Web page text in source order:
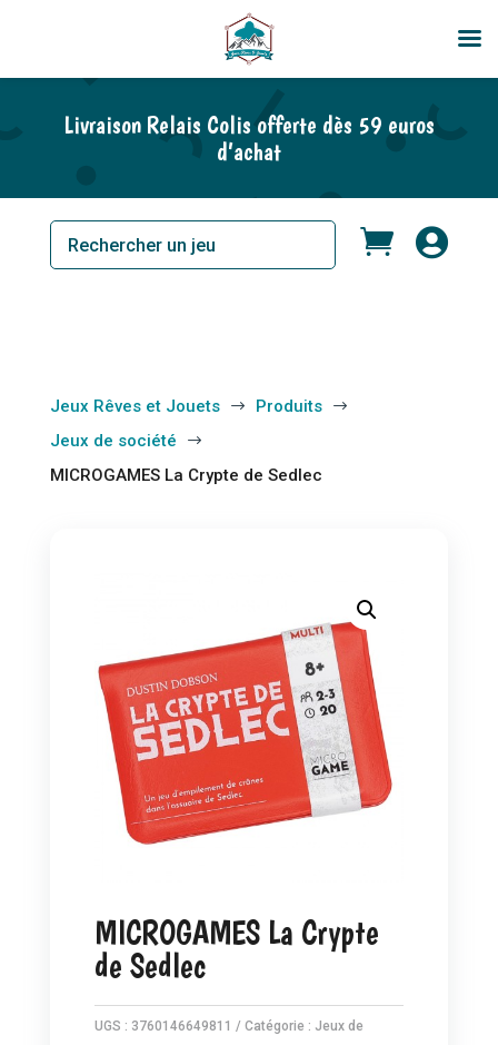
Livraison Relais Colis offerte dès 59 euros
d’achat
 
Jeux Rêves et Jouets $ Produits $
Jeux de société $
MICROGAMES La Crypte de Sedlec
MICROGAMES La Crypte
de Sedlec
UGS : 3760146649811 Catégorie : Jeux de